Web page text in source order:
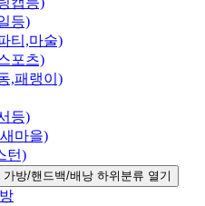
등)
티,마술)
포츠)
,패랭이)
등)
마을)
턴)
가방/핸드백/배낭 하위분류 열기